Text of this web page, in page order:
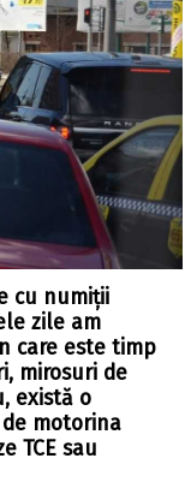
cu numiții
zile am
care este timp
mirosuri de
există o
motorina
TCE sau